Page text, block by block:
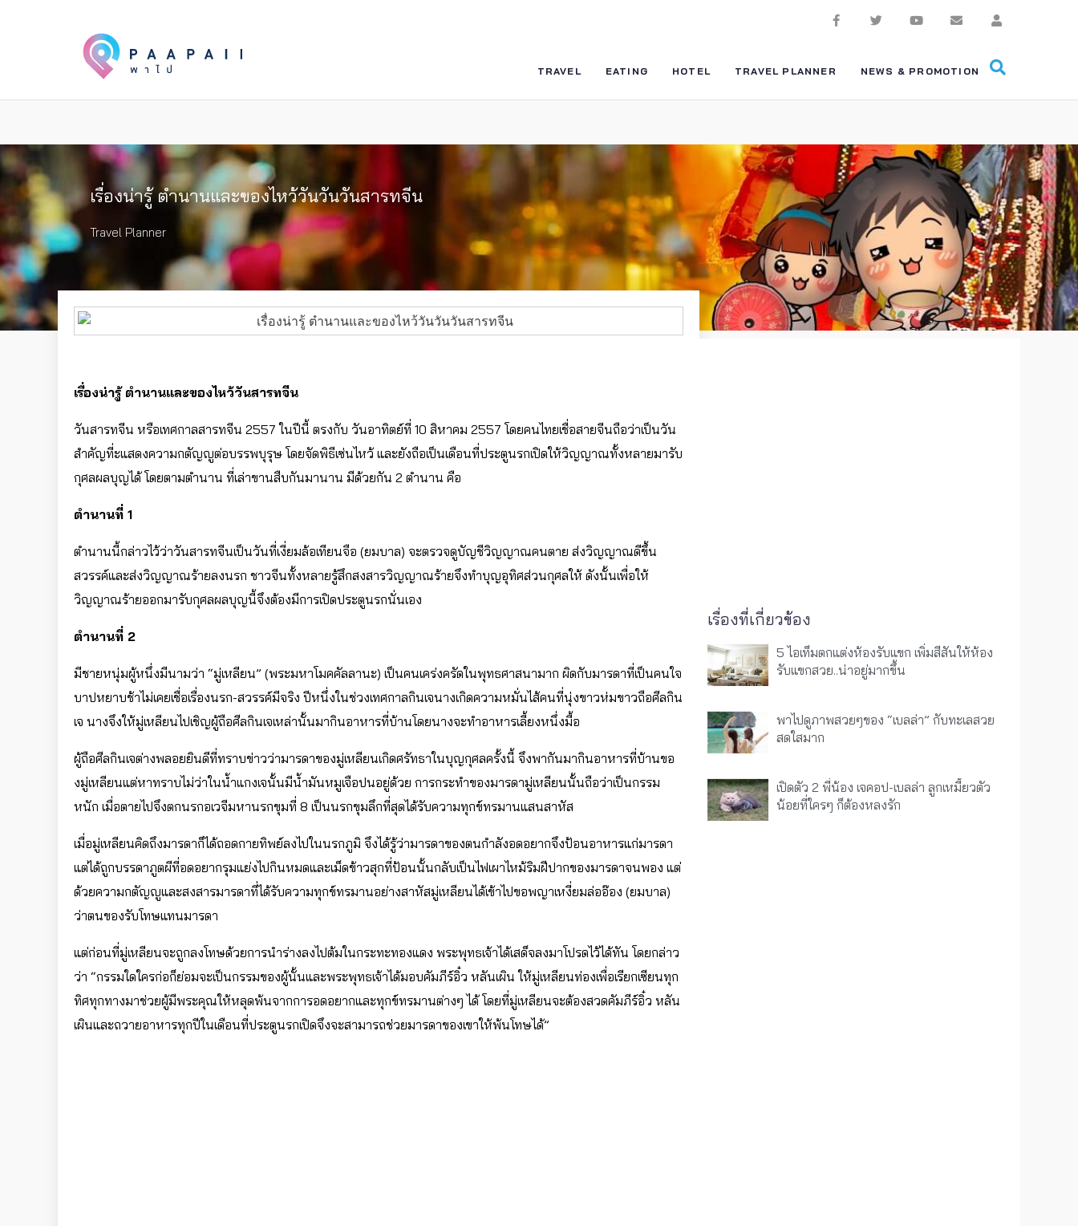
TRAVEL EATING HOTEL TRAVEL PLANNER NEWS & PROMOTION
เรื่องน่ารู้ ตำนานและของไหว้วันวันวันสารทจีน
Travel Planner
เรื่องน่ารู้ ตำนานและของไหว้วันสารทจีน
วันสารทจีน หรือเทศกาลสารทจีน 2557 ในปีนี้ ตรงกับ วันอาทิตย์ที่ 10 สิหาคม 2557 โดยคนไทยเชื่อสายจีนถือว่าเป็นวัน
สำคัญที่ะแสดงความกตัญญูต่อบรรพบุรุษ โดยจัดพิธีเซ่นไหว้ และยังถือเป็นเดือนที่ประตูนรกเปิดให้วิญญาณทั้งหลายมารับ
กุศลผลบุญได้ โดยตามตำนาน ที่เล่าขานสืบกันมานาน มีด้วยกัน 2 ตำนาน คือ
ตำนานที่ 1
ตำนานนี้กล่าวไว้ว่าวันสารทจีนเป็นวันที่เงี่ยมล้อเทียนจือ (ยมบาล) จะตรวจดูบัญชีวิญญาณคนตาย ส่งวิญญาณดีขึ้น
สวรรค์และส่งวิญญาณร้ายลงนรก ชาวจีนทั้งหลายรู้สึกสงสารวิญญาณร้ายจึงทำบุญอุทิศส่วนกุศลให้ ดังนั้นเพื่อให้
วิญญาณร้ายออกมารับกุศลผลบุญนี้จึงต้องมีการเปิดประตูนรกนั่นเอง
ตำนานที่ 2
มีชายหนุ่มผู้หนึ่งมีนามว่า “มู่เหลียน” (พระมหาโมคคัลลานะ) เป็นคนเคร่งครัดในพุทธศาสนามาก ผิดกับมารดาที่เป็นคนใจ
บาปหยาบช้าไม่เคยเชื่อเรื่องนรก-สวรรค์มีจริง ปีหนึ่งในช่วงเทศกาลกินเจนางเกิดความหมั่นไส้คนที่นุ่งขาวห่มขาวถือศีลกิน
เจ นางจึงให้มู่เหลียนไปเชิญผู้ถือศีลกินเจเหล่านั้นมากินอาหารที่บ้านโดยนางจะทำอาหารเลี้ยงหนึ่งมื้อ
ผู้ถือศีลกินเจต่างพลอยยินดีที่ทราบข่าวว่ามารดาของมู่เหลียนเกิดศรัทธาในบุญกุศลครั้งนี้ จึงพากันมากินอาหารที่บ้านขอ
งมู่เหลียนแต่หาทราบไม่ว่าในน้ำแกงเจนั้นมีน้ำมันหมูเจือปนอยู่ด้วย การกระทำของมารดามู่เหลียนนั้นถือว่าเป็นกรรม
หนัก เมื่อตายไปจึงตกนรกอเวจีมหานรกขุมที่ 8 เป็นนรกขุมลึกที่สุดได้รับความทุกข์ทรมานแสนสาหัส
เมื่อมู่เหลียนคิดถึงมารดาก็ได้ถอดกายทิพย์ลงไปในนรกภูมิ จึงได้รู้ว่ามารดาของตนกำลังอดอยากจึงป้อนอาหารแก่มารดา
แต่ได้ถูกบรรดาภูตผีที่อดอยากรุมแย่งไปกินหมดและเม็ดข้าวสุกที่ป้อนนั้นกลับเป็นไฟเผาไหม้ริมฝีปากของมารดาจนพอง แต่
ด้วยความกตัญญูและสงสารมารดาที่ได้รับความทุกข์ทรมานอย่างสาหัสมู่เหลียนได้เข้าไปขอพญาเหงี่ยมล่ออ๊อง (ยมบาล)
ว่าตนของรับโทษแทนมารดา
แต่ก่อนที่มู่เหลียนจะถูกลงโทษด้วยการนำร่างลงไปต้มในกระทะทองแดง พระพุทธเจ้าได้เสด็จลงมาโปรดไว้ได้ทัน โดยกล่าว
ว่า “กรรมใดใครก่อก็ย่อมจะเป็นกรรมของผู้นั้นและพระพุทธเจ้าได้มอบคัมภีร์อิ๋ว หลันเผิน ให้มู่เหลียนท่องเพื่อเรียกเซียนทุก
ทิศทุกทางมาช่วยผู้มีพระคุณให้หลุดพ้นจากการอดอยากและทุกข์ทรมานต่างๆ ได้ โดยที่มู่เหลียนจะต้องสวดคัมภีร์อิ๋ว หลัน
เผินและถวายอาหารทุกปีในเดือนที่ประตูนรกเปิดจึงจะสามารถช่วยมารดาของเขาให้พ้นโทษได้”
เรื่องที่เกี่ยวข้อง
5 ไอเท็มตกแต่งห้องรับแขก เพิ่มสีสันให้ห้อง
รับแขกสวย..น่าอยู่มากขึ้น
พาไปดูภาพสวยๆของ “เบลล่า” กับทะเลสวย
สดใสมาก
เปิดตัว 2 พี่น้อง เจคอป-เบลล่า ลูกเหมี้ยวตัว
น้อยที่ใครๆ ก็ต้องหลงรัก